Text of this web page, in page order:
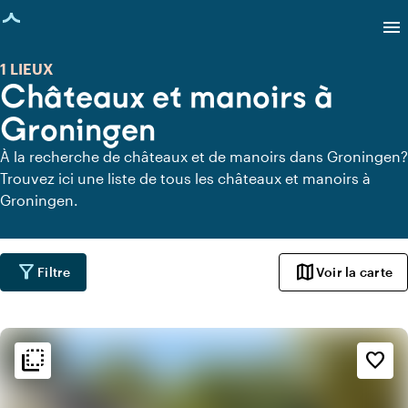
chargée
menu
Châteaux et manoirs à
Groningen
1 LIEUX
À la recherche de châteaux et de manoirs dans Groningen?
Trouvez ici une liste de tous les châteaux et manoirs à
Groningen.
filter_alt Filtre mapVoir la carte
flip_to_back favorite_border
flip_to_back Ambiance
info
Classique